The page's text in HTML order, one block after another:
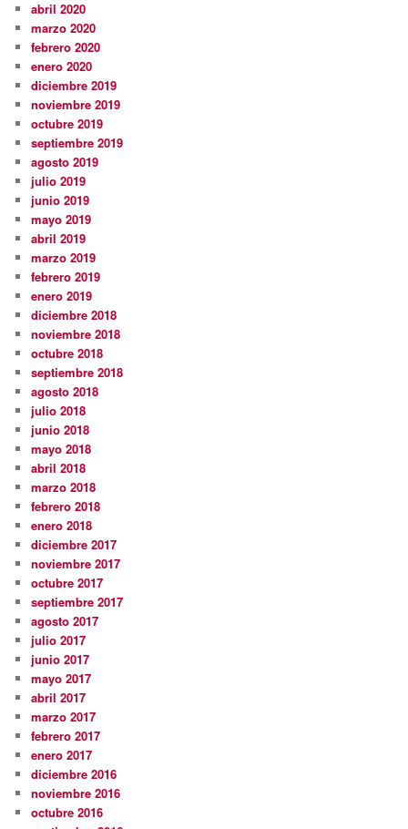
abril 2020
marzo 2020
febrero 2020
enero 2020
diciembre 2019
noviembre 2019
octubre 2019
septiembre 2019
agosto 2019
julio 2019
junio 2019
mayo 2019
abril 2019
marzo 2019
febrero 2019
enero 2019
diciembre 2018
noviembre 2018
octubre 2018
septiembre 2018
agosto 2018
julio 2018
junio 2018
mayo 2018
abril 2018
marzo 2018
febrero 2018
enero 2018
diciembre 2017
noviembre 2017
octubre 2017
septiembre 2017
agosto 2017
julio 2017
junio 2017
mayo 2017
abril 2017
marzo 2017
febrero 2017
enero 2017
diciembre 2016
noviembre 2016
octubre 2016